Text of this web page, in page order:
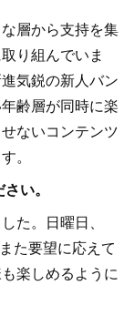
層から支持を集
り組んでいま
気鋭の新人バン
齢層が同時に楽
ないコンテンツ
。
い。
た。日曜日、
た要望に応えて
楽しめるように